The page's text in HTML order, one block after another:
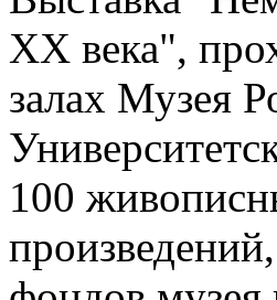
XX века",
залах Музея
100